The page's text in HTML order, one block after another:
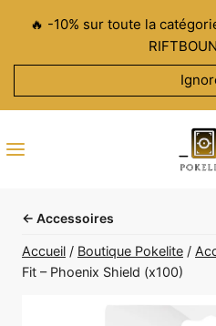
contenu
🔥 -10% sur toute la
← Accessoires
Accueil / Boutique Pokelite /
Fit – Phoenix Shield (x100)